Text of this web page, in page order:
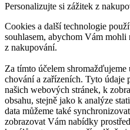
Personalizujte si zážitek z
Cookies a další technologie
souhlasem, abychom Vám
z nakupování.
Za tímto účelem
chování a zařízeních. Tyto údaje
našich webových stránek, k
obsahu, stejně jako k analýze
data můžeme také
zobrazovat Vám nabídky